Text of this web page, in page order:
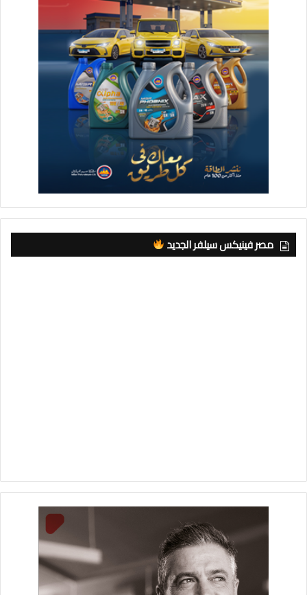
مصر فينيكس سيلفر الجديد